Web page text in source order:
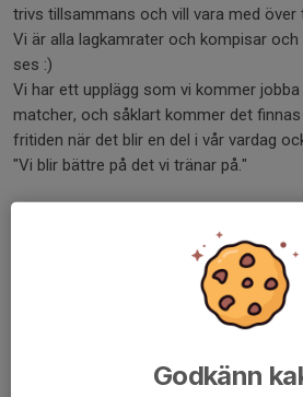
trivs tillsammans och vill vara med över
Vi är alla lagkamrater och kompisar och
ses :)
Vi har ett upplägg som vi kommer
matcher, och såklart kommer det
fritiden när det blir en del i vår vardag
"Vi blir bättre på det vi tränar på."
Tidigare nyheterGodkänn